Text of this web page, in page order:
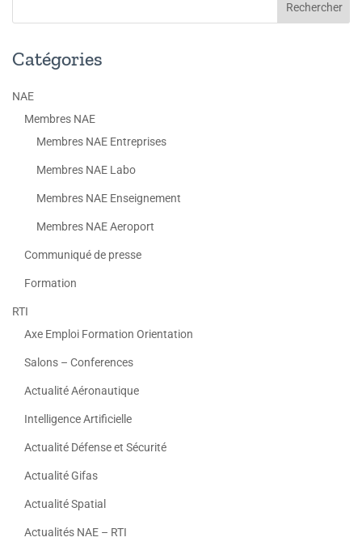
Catégories
NAE
Membres NAE
Membres NAE Entreprises
Membres NAE Labo
Membres NAE Enseignement
Membres NAE Aeroport
Communiqué de presse
Formation
RTI
Axe Emploi Formation Orientation
Salons – Conferences
Actualité Aéronautique
Intelligence Artificielle
Actualité Défense et Sécurité
Actualité Gifas
Actualité Spatial
Actualités NAE – RTI